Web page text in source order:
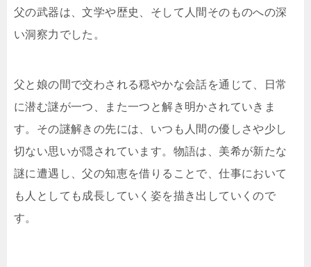
父の武器は、文学や歴史、そして人間そのものへの深
い洞察力でした。
父と娘の間で交わされる穏やかな会話を通じて、日常
に潜む謎が一つ、また一つと解き明かされていきま
す。その謎解きの先には、いつも人間の優しさや少し
切ない思いが隠されています。物語は、美希が新たな
謎に遭遇し、父の知恵を借りることで、仕事において
も人としても成長していく姿を描き出していくので
す。